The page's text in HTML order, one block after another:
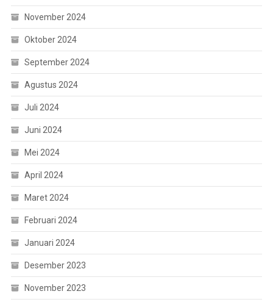
November 2024
Oktober 2024
September 2024
Agustus 2024
Juli 2024
Juni 2024
Mei 2024
April 2024
Maret 2024
Februari 2024
Januari 2024
Desember 2023
November 2023